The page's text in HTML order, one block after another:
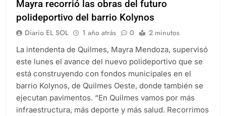
Mayra recorrió las obras del futuro
polideportivo del barrio Kolynos
Diario EL SOL 1 año atrás 0 2 minutos
La intendenta de Quilmes, Mayra Mendoza, supervisó
este lunes el avance del nuevo polideportivo que se
está construyendo con fondos municipales en el
barrio Kolynos, de Quilmes Oeste, donde también se
ejecutan pavimentos. “En Quilmes vamos por más
infraestructura, más deporte y más salud. Recorrimos